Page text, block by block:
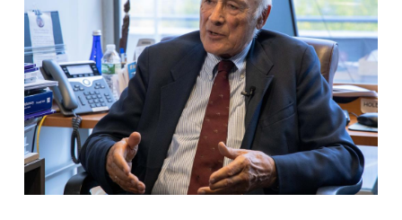
北京 河北 山西
辽宁 吉林 上海 江苏
浙江 安徽 福建 江西
山东 湖北 湖南
广东 广西 海南 重庆
四川 贵州 云南 西藏